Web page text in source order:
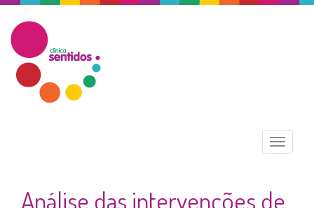
Menu
Análise das intervenções de